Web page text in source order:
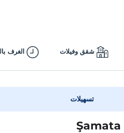
شقق وفيلات الغرف
تسهيلات
Şamata